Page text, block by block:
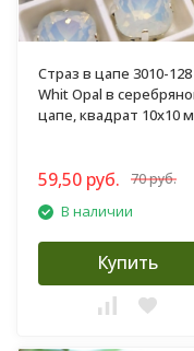
Страз в цапе 3010-128
Whit Opal в
цапе, квадрат 10х10
59,50 руб. 70 руб.
В наличии
Купить